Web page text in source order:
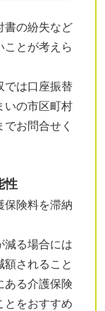
書の紛失など
ことが考えら
では口座振替
いの市区町村
お問合せく
性
保険料を滞納
減る場合には
額されること
ある介護保険
とをおすすめ